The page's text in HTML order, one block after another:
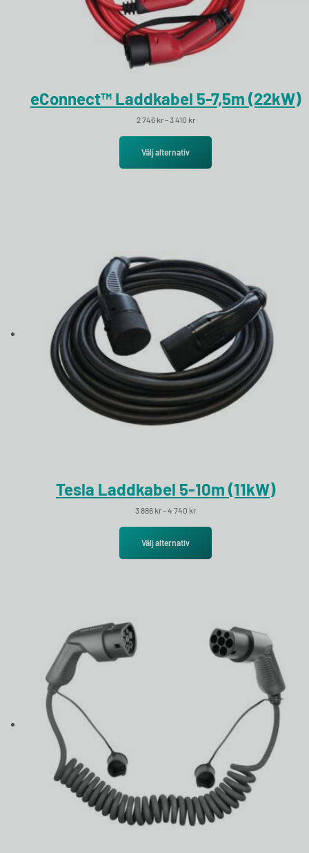
eConnect™ Laddkabel 5-7,5m (22kW)
2 746 kr–3 410 krPrisintervall: 2 746 kr till 3 410 kr
Välj alternativ
Tesla Laddkabel 5-10m (11kW)
3 886 kr–4 740 krPrisintervall: 3 886 kr till 4 740 kr
Välj alternativ